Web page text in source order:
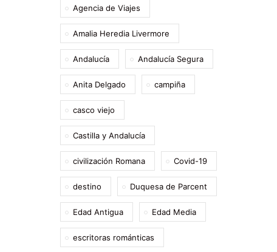
Agencia de Viajes
Amalia Heredia Livermore
Andalucía Andalucía Segura
Anita Delgado campiña
casco viejo
Castilla y Andalucía
civilización Romana Covid-19
destino Duquesa de Parcent
Edad Antigua Edad Media
escritoras románticas